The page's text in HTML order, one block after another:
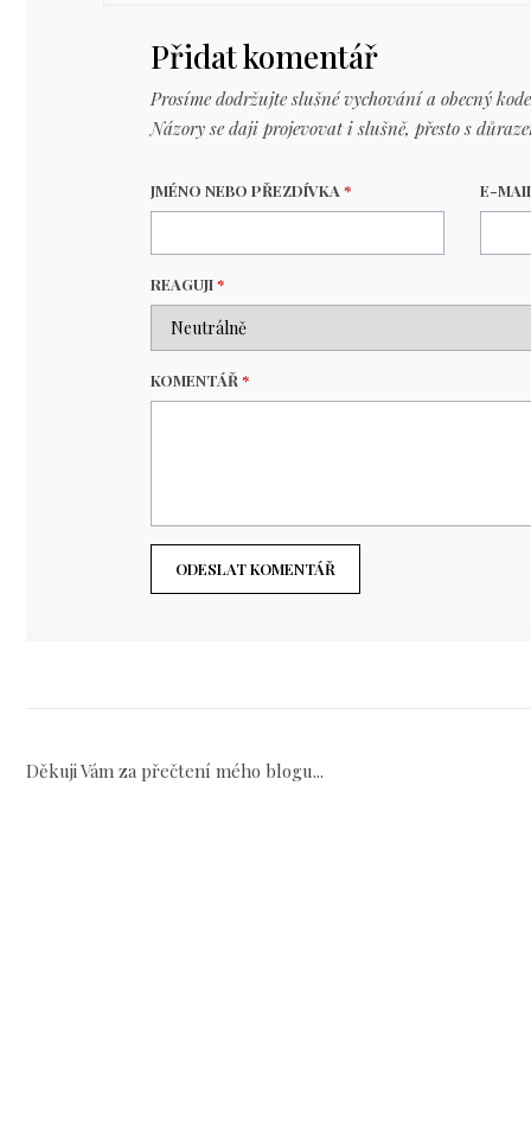
Přidat komentář
Prosíme dodržujte slušné vychování a obecný
Názory se daji projevovat i slušně, přesto s
JMÉNO NEBO PŘEZDÍVKA* E-
REAGUJI*
KOMENTÁŘ*
ODESLAT KOMENTÁŘ
Děkuji Vám za přečtení mého blogu...